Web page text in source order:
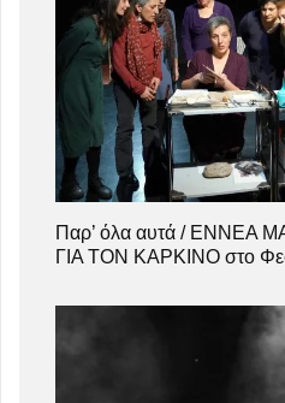
Παρ’ όλα αυτά / ΕΝΝΕΑ
ΓΙΑ ΤΟΝ ΚΑΡΚΙΝΟ στο